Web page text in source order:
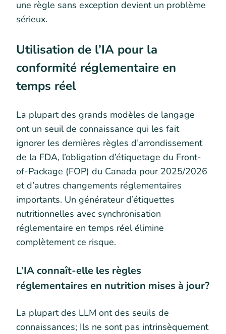
une règle sans exception devient un problème
sérieux.
Utilisation de l’IA pour la
conformité réglementaire en
temps réel
La plupart des grands modèles de langage
ont un seuil de connaissance qui les fait
ignorer les dernières règles d’arrondissement
de la FDA, l’obligation d’étiquetage du Front-
of-Package (FOP) du Canada pour 2025/2026
et d’autres changements réglementaires
importants. Un générateur d’étiquettes
nutritionnelles avec synchronisation
réglementaire en temps réel élimine
complètement ce risque.
L’IA connaît-elle les règles
réglementaires en nutrition mises à jour?
La plupart des LLM ont des seuils de
connaissances; Ils ne sont pas intrinsèquement